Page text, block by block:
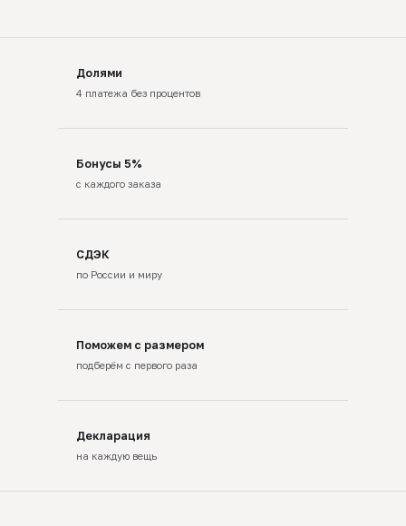
Долями
4 платежа без процентов
Бонусы 5%
с каждого заказа
СДЭК
по России и миру
Поможем с размером
подберём с первого раза
Декларация
на каждую вещь